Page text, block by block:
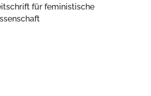
für feministische